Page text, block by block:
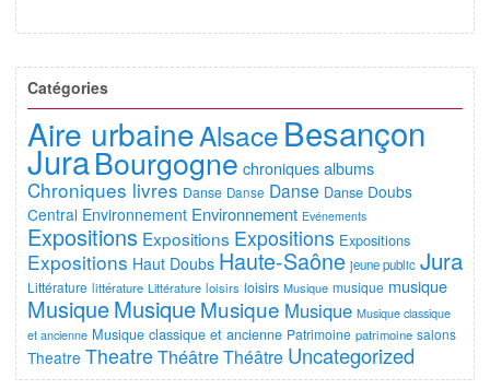
Catégories
Aire urbaineAlsace Besançon
JuraBourgogne chroniques albums
Chroniques livres Danse Danse Danse Danse Doubs
Central Environnement Environnement Evénements
Expositions Expositions Expositions Expositions
Expositions Haut Doubs Haute-Saône jeune public Jura
Littérature littérature Littérature loisirs loisirs Musique musique musique
MusiqueMusiqueMusique Musique Musique classique
et ancienne Musique classique et ancienne Patrimoine patrimoine salons
Theatre Theatre ThéâtreThéâtre Uncategorized